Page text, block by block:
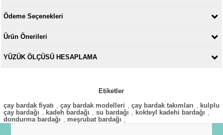
Ödeme Seçenekleri
Ürün Önerileri
YÜZÜK ÖLÇÜSÜ HESAPLAMA
Etiketler
çay bardak fiyatı
çay bardak modelleri çay bardak takımları
kulplu
çay bardağı
kadeh bardağı su bardağı kokteyl kadehi bardağı
dondurma bardağı
meşrubat bardağı